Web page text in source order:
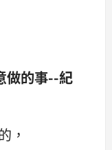
做的事--紀
，